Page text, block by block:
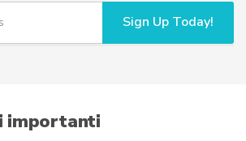
Sign Up Today!
importanti